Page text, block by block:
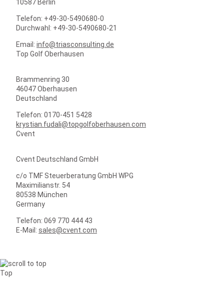
10587 Berlin
Telefon: +49-30-5490680-0
Durchwahl: +49-30-5490680-21
Email: info@triasconsulting.de
Top Golf Oberhausen
Brammenring 30
46047 Oberhausen
Deutschland
Telefon: 0170-451 5428
krystian.fudali@topgolfoberhausen.com
Cvent
Cvent Deutschland GmbH
c/o TMF Steuerberatung GmbH WPG
Maximilianstr. 54
80538 München
Germany
Telefon: 069 770 444 43
E-Mail: sales@cvent.com
Top